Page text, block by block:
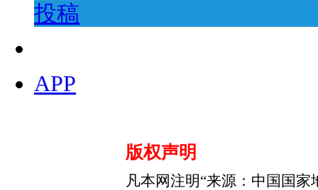
投稿
APP
版权声明
凡本网注明“来源：中国国家